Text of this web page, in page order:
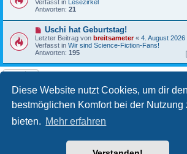
Diese Website nutzt Cookies, um dir den
bestmöglichen Komfort bei der Nutzung
bieten. Mehr erfahren
r
g
e
r
B
e
i
t
r
g
Verfasst in Lesezirkel
Antworten: 21
N
e
u
e
r
B
e
t
r
a
g
Uschi hat Geburtstag!
Letzter Beitrag von breitsameter« 4. August 2026
Verfasst in Wir sind Science-Fiction-Fans!
Antworten: 195
Die Suche ergab 24 Treffer 1 2
Foren-Übersicht